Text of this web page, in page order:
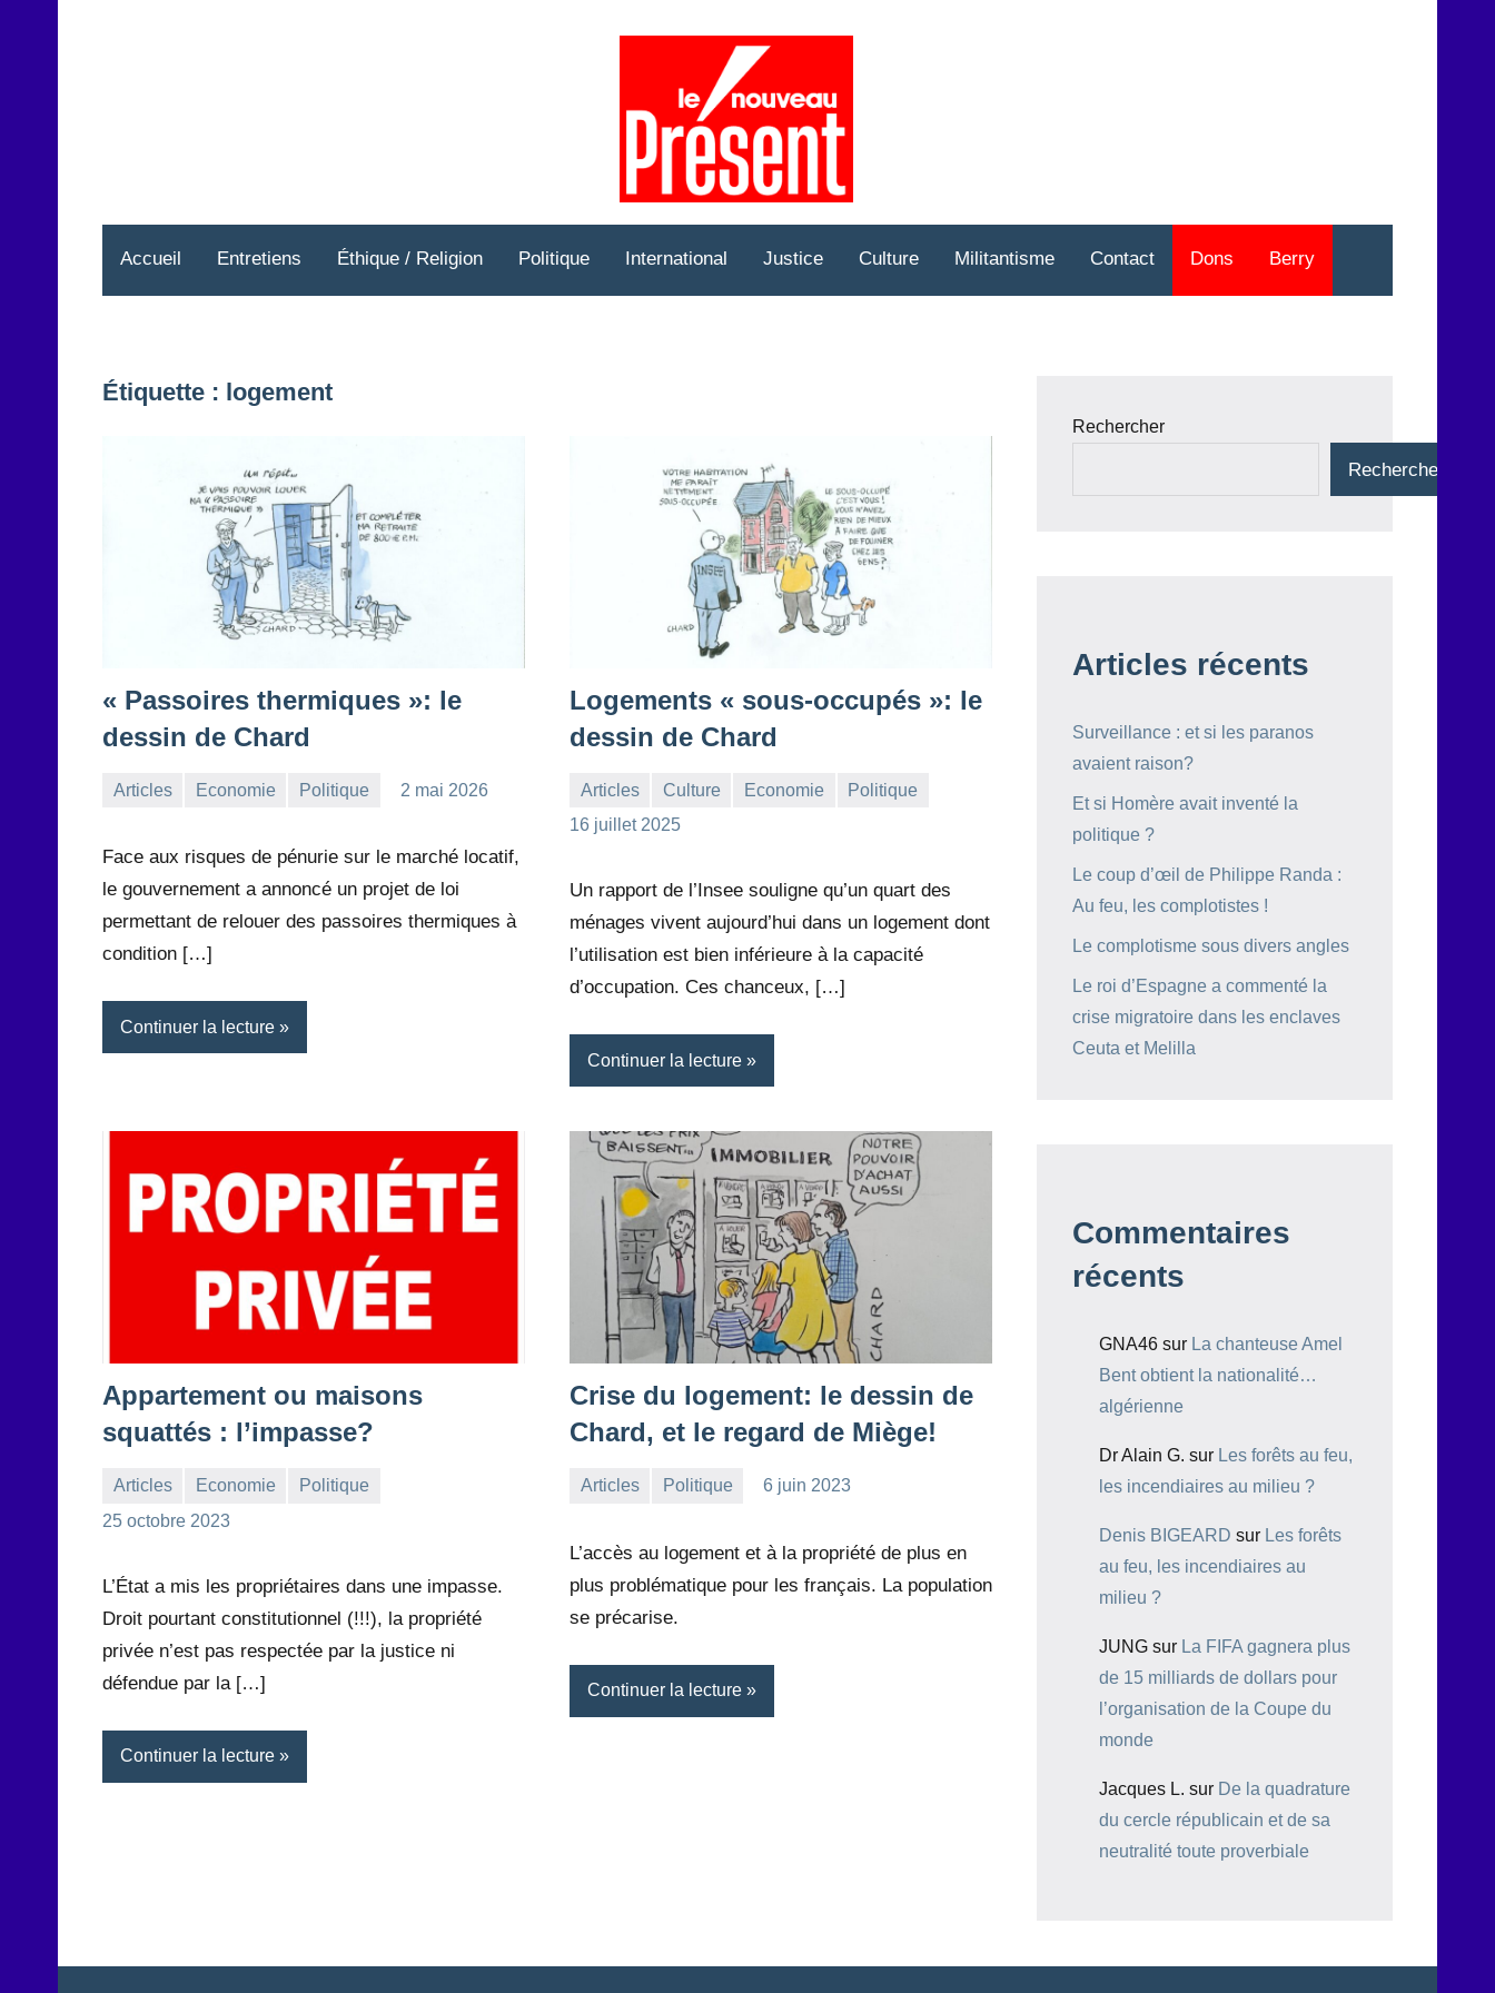
Accueil Entretiens Éthique / Religion Politique International Justice Culture Militantisme Contact Dons Berry
Étiquette : logement
« Passoires thermiques »: le
dessin de Chard
Articles Economie Politique
2 mai 2026
Face aux risques de pénurie sur le marché locatif,
le gouvernement a annoncé un projet de loi
permettant de relouer des passoires thermiques à
condition […]
Continuer la lecture
Logements « sous-occupés »: le
dessin de Chard
Articles Culture Economie
Politique
16 juillet 2025
la
1
Un rapport de l’Insee souligne qu’un quart des
ménages vivent aujourd’hui dans un logement dont
l’utilisation est bien inférieure à la capacité
d’occupation. Ces chanceux, […]
Continuer la lecture
Appartement ou maisons
squattés : l’impasse?
Articles Economie
Politique
25 octobre 2023
la
1
L’État a mis les propriétaires dans une impasse.
Droit pourtant constitutionnel (!!!), la propriété
privée n’est pas respectée par la justice ni
défendue par la […]
Continuer la lecture
Crise du logement: le dessin de
Chard, et le regard de Miège!
Articles Politique
6 juin 2023
L’accès au logement et à la propriété de plus en
plus problématique pour les français. La population
se précarise.
Continuer la lecture
Rechercher
Rechercher
Articles récents
Surveillance : et si les paranos
avaient raison?
Et si Homère avait inventé la
politique ?
Le coup d’œil de Philippe Randa :
Au feu, les complotistes !
Le complotisme sous divers angles
Le roi d’Espagne a commenté la
crise migratoire dans les enclaves
Ceuta et Melilla
Commentaires
récents
GNA46 sur La chanteuse Amel
Bent obtient la nationalité…
algérienne
Dr Alain G. sur Les forêts au feu,
les incendiaires au milieu ?
Denis BIGEARD sur Les forêts
au feu, les incendiaires au
milieu ?
JUNG sur La FIFA gagnera plus
de 15 milliards de dollars pour
l’organisation de la Coupe du
monde
Jacques L. sur De la quadrature
du cercle républicain et de sa
neutralité toute proverbiale